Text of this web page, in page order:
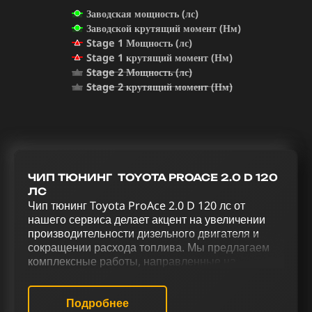
Заводская мощность (лс)
Заводской крутящий момент (Нм)
Stage 1 Мощность (лс)
Stage 1 крутящий момент (Нм)
Stage 2 Мощность (лс)
Stage 2 крутящий момент (Нм)
ЧИП ТЮНИНГ TOYOTA PROACE 2.0 D 120
ЛС
Чип тюнинг Toyota ProAce 2.0 D 120 лс от
нашего сервиса делает акцент на увеличении
производительности дизельного двигателя и
сокращении расхода топлива. Мы предлагаем
комплексные работы, направленные на
2.0 D 120 лс. Чип тюнинг (stage 1 и stage 2) в
сочетании с отключением AdBlue, EGR,
Подробнее